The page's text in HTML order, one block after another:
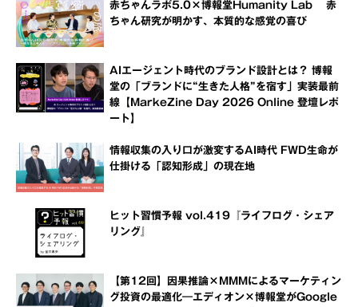
赤ちゃんラボ5.0×博報堂Humanity Lab 赤
ちゃん研究が明かす、本質的な感覚の喜び
AIエージェント時代のブランド設計とは？ 博報
堂の「ブランドに“生きた人格”を宿す」実装最前
線【MarkeZine Day 2026 Online 登壇レポ
ート】
情報収集の入り口が激変するAI時代 FWD生命が
仕掛ける「認知形成」の現在地
ヒット習慣予報 vol.419『ライフログ・シェア
リング』
【第12回】因果推論×MMMによるマーケティン
グ投資の最適化―エディオン×博報堂がGoogle